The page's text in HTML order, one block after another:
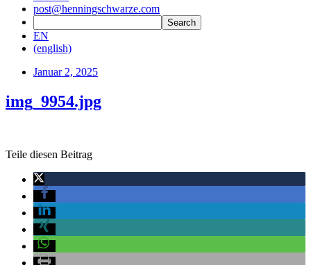
post@henningschwarze.com
EN
(english)
Januar 2, 2025
img_9954.jpg
Teile diesen Beitrag